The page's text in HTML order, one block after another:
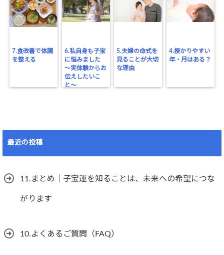
7.食改善で体調
を整える
6.私自身も子宝
に悩みました
〜実体験からお
伝えしたいこ
と〜
5.夫婦の命式を
見ることが大切
な理由
4.授かりやすい
年・月はある？
最近の投稿
11.まとめ｜子宝運を知ることは、未来への希望につな
がります
10.よくあるご質問（FAQ）